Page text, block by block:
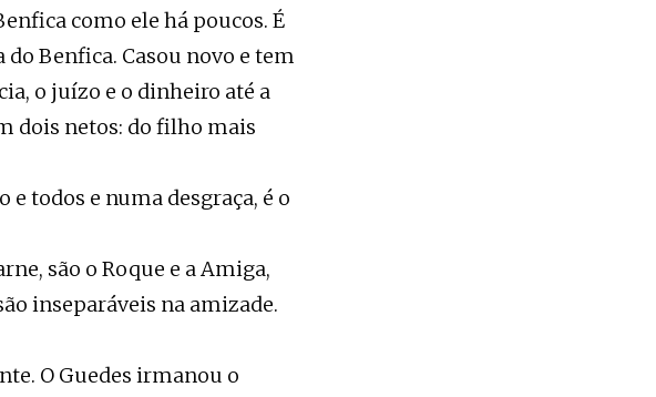
como ele há poucos. É
Benfica. Casou novo e tem
o juízo e o dinheiro até a
dois netos: do filho mais
e todos e numa desgraça, é o
são o Roque e a Amiga,
inseparáveis na amizade.
O Guedes irmanou o